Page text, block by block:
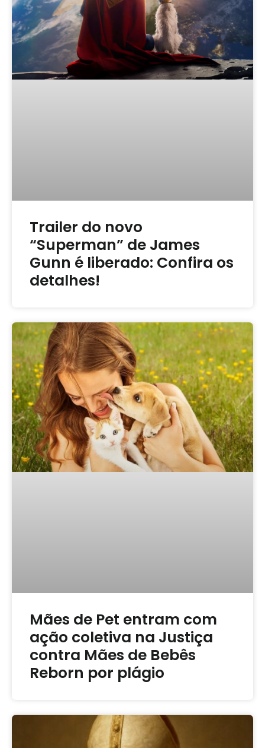
Trailer do novo
“Superman” de James
Gunn é liberado: Confira os
detalhes!
Mães de Pet entram com
ação coletiva na Justiça
contra Mães de Bebês
Reborn por plágio